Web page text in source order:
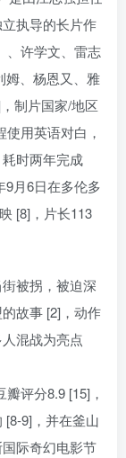
执导的长片作
、许学文、雷志
姆、杨恩又、雅
制片国家/地区
用英语对白，
时两年完成
9月6日在多伦多
[8]，片长113
被拐，被迫深
故事 [2]，动作
混战为亮点
评分8.9 [15]，
[8-9]，并在釜山
际奇幻电影节